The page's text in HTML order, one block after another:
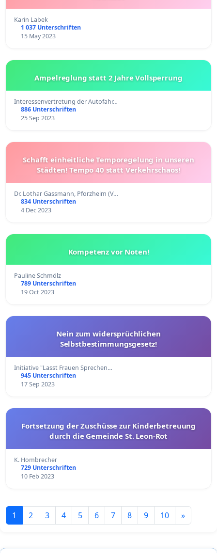
Karin Labek
1 037 Unterschriften
15 May 2023
Ampelreglung statt 2 Jahre Vollsperrung
Interessenvertretung der Autofahr…
886 Unterschriften
25 Sep 2023
Schafft einheitliche Temporegelung in unseren
Städten! Tempo 40 statt Verkehrschaos!
Dr. Lothar Gassmann, Pforzheim (V…
834 Unterschriften
4 Dec 2023
Kompetenz vor Noten!
Pauline Schmölz
789 Unterschriften
19 Oct 2023
Nein zum widersprüchlichen
Selbstbestimmungsgesetz!
Initiative "Lasst Frauen Sprechen…
945 Unterschriften
17 Sep 2023
Fortsetzung der Zuschüsse zur Kinderbetreuung
durch die Gemeinde St. Leon-Rot
K. Hombrecher
729 Unterschriften
10 Feb 2023
1 2 3 4 5 6 7 8 9 10 »